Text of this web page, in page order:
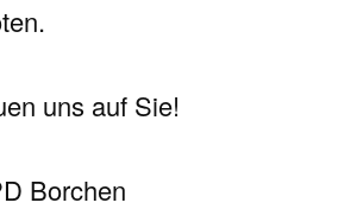
uns auf Sie!
Borchen